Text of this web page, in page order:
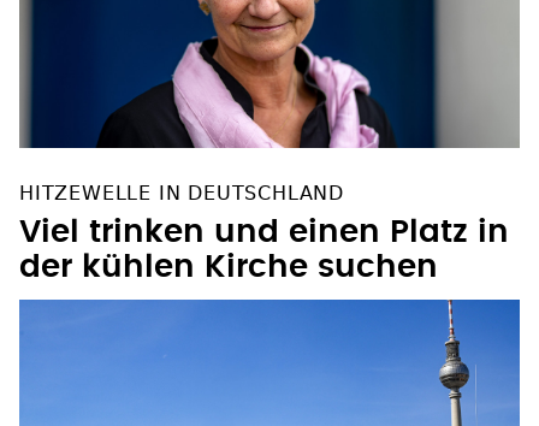
HITZEWELLE IN DEUTSCHLAND
Viel trinken und einen Platz in
der kühlen Kirche suchen